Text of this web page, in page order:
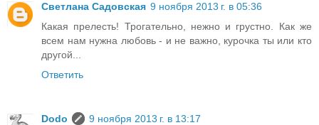
Светлана Садовская 9 ноября 2013 г. в 05:36
Какая прелесть! Трогательно, нежно и грустно. Как же
всем нам нужна любовь - и не важно, курочка ты или кто
другой...
Ответить
Dodo
9 ноября 2013 г. в 13:17